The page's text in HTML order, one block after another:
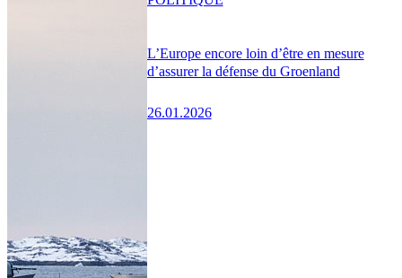
L’Europe encore loin d’être en mesure
d’assurer la défense du Groenland
26.01.2026